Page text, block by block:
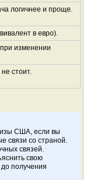
логичнее и проще.
в евро).
изменении
стоит.
США, если вы
связи со страной.
связей.
свою
получения